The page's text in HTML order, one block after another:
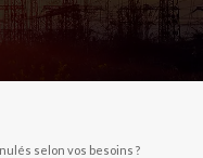
selon vos besoins ?